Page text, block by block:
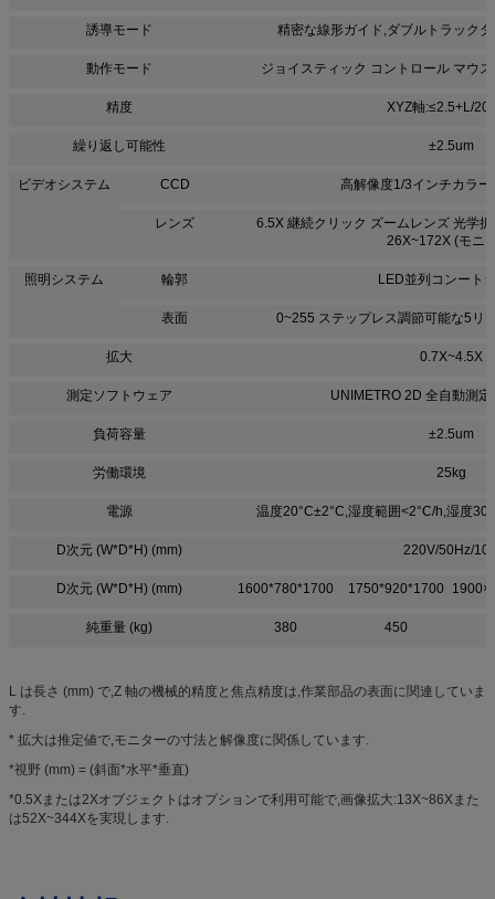
誘導モード 精密な線形ガイド,ダブルトラック
動作モード ジョイスティック コントロール マウ
精度 XYZ軸:≤2.5+L/
繰り返し可能性 ±2.5um
ビデオシステム CCD 高解像度1/3インチカラ
レンズ
6.5X 継続クリック ズームレンズ 光学
26X~172X (モニ
照明システム 輪郭 LED並列コンート
表面 0~255 ステップレス調節可能な5リ
拡大 0.7X~4.5X
測定ソフトウェア UNIMETRO 2D 全自動測
負荷容量 ±2.5um
労働環境 25kg
電源 温度20°C±2°C,湿度範囲<2°C/h,湿度
D次元 (W*D*H) (mm) 220V/50Hz/
D次元 (W*D*H) (mm) 1600*780*1700 1750*920*1700
純重量 (kg) 380 450
L は長さ (mm) で,Z 軸の機械的精度と焦点精度は,作業部品の表面に関連していま
す.
* 拡大は推定値で,モニターの寸法と解像度に関係しています.
*視野 (mm) = (斜面*水平*垂直)
*0.5Xまたは2Xオブジェクトはオプションで利用可能で,画像拡大:13X~86Xまた
は52X~344Xを実現します.